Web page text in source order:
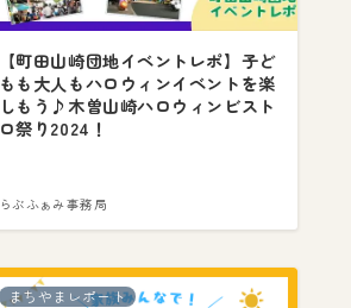
【町田山崎団地イベントレポ】子ど
もも大人もハロウィンイベントを楽
しもう♪木曽山崎ハロウィンビスト
ロ祭り2024！
らぶふぁみ事務局
まちやまレポート